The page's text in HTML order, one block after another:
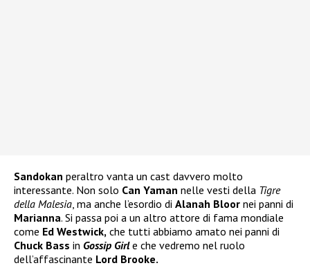
Sandokan peraltro vanta un cast davvero molto
interessante. Non solo Can Yaman nelle vesti della Tigre
della Malesia, ma anche l’esordio di Alanah Bloor nei panni di
Marianna. Si passa poi a un altro attore di fama mondiale
come Ed Westwick, che tutti abbiamo amato nei panni di
Chuck Bass in Gossip Girle che vedremo nel ruolo
dell’affascinante Lord Brooke.